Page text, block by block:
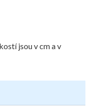
jsou v cm a v